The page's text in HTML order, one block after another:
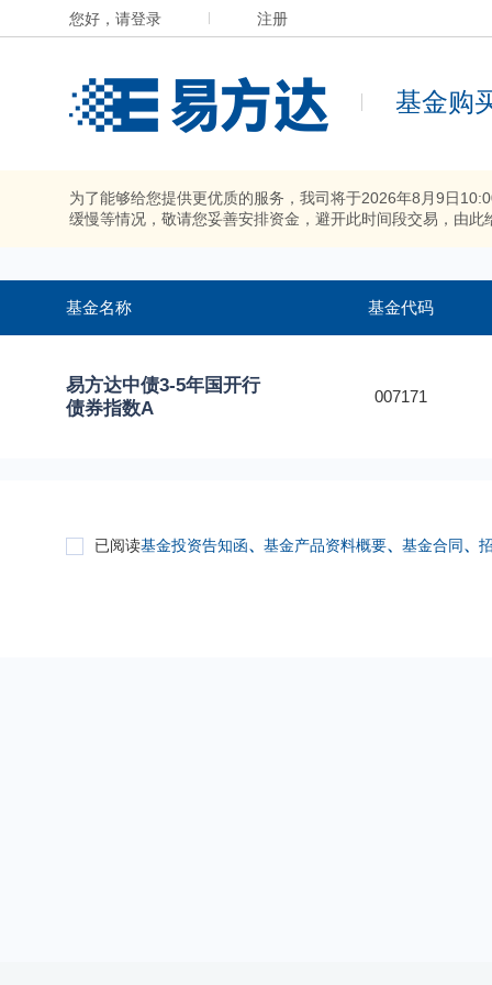
您好，请登录 注册
基金购
为了能够给您提供更优质的服务，我司将于2026年8月9日
缓慢等情况，敬请您妥善安排资金，避开此时间段交易，由此
基金名称 基金代码
易方达中债3-5年国开行
债券指数A
007171
已阅读基金投资告知函、 基金产品资料概要、 基金合同、